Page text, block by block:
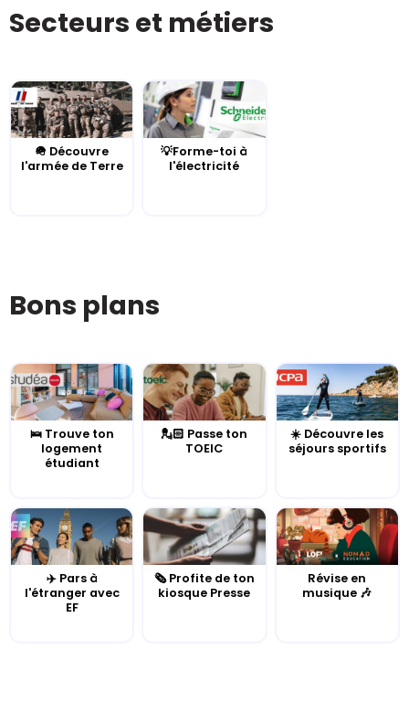
Secteurs et métiers
🪖 Découvre
l'armée de Terre
💡Forme-toi à
l'électricité
Bons plans
🛌 Trouve ton
logement
étudiant
💂🏻 Passe ton
TOEIC
☀️ Découvre les
séjours sportifs
✈️ Pars à
l'étranger avec
EF
🗞️ Profite de ton
kiosque Presse
Révise en
musique 🎶